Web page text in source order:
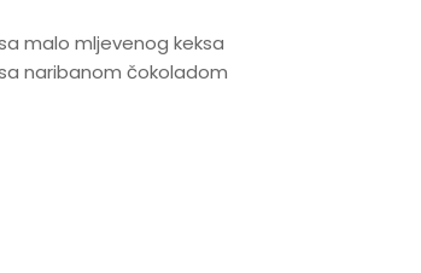
malo mljevenog keksa
naribanom čokoladom